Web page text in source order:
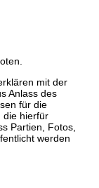
mit der
Anlass des
für die
die hierfür
Partien, Fotos,
werden